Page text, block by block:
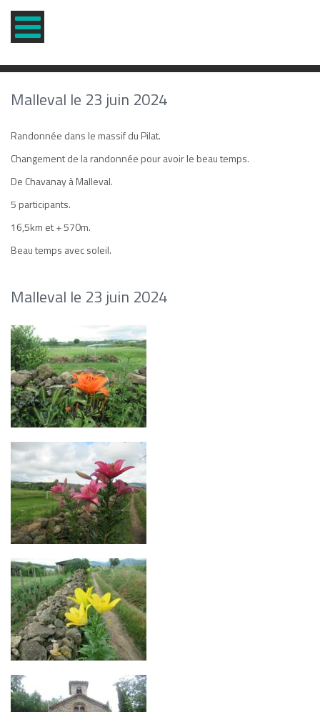
Malleval le 23 juin 2024
Randonnée dans le massif du Pilat.
Changement de la randonnée pour avoir le beau temps.
De Chavanay à Malleval.
5 participants.
16,5km et + 570m.
Beau temps avec soleil.
Malleval le 23 juin 2024